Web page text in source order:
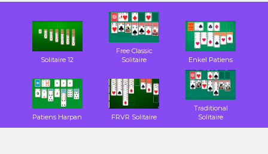
Solitaire 12
Free Classic
Solitaire
Enkel Patiens
Patiens Harpan FRVR Solitaire
Traditional
Solitaire